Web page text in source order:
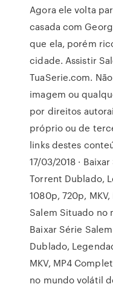
Agora ele volta
casada com
que ela, porém
cidade. Assistir
TuaSerie.com.
imagem ou
por direitos
próprio ou de
links destes
17/03/2018 ·
Torrent Dublado,
1080p, 720p,
Salem Situado no
Baixar Série
Dublado,
MKV, MP4
no mundo volátil